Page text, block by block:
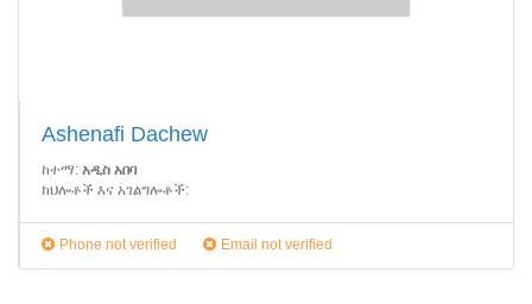
Ashenafi Dachew
ከተማ: አዲስ አበባ
ክህሎቶች እና አገልግሎቶች:
Phone not verified Email not verified